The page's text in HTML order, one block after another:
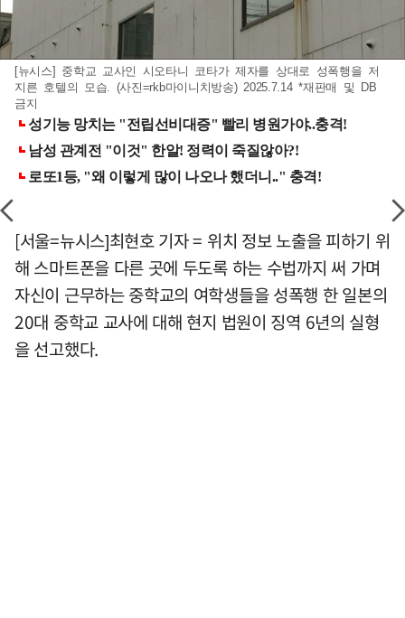
[뉴시스] 중학교 교사인 시오타니 코타가 제자를 상대로 성폭행을 저
지른 호텔의 모습. (사진=rkb마이니치방송) 2025.7.14 *재판매 및 DB
금지
[서울=뉴시스]최현호 기자 = 위치 정보 노출을 피하기 위
해 스마트폰을 다른 곳에 두도록 하는 수법까지 써 가며
자신이 근무하는 중학교의 여학생들을 성폭행 한 일본의
20대 중학교 교사에 대해 현지 법원이 징역 6년의 실형
을 선고했다.